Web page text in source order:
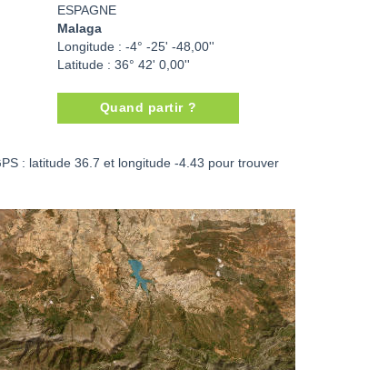
ESPAGNE
Malaga
Longitude : -4° -25' -48,00''
Latitude : 36° 42' 0,00''
Quand partir ?
: latitude 36.7 et longitude -4.43 pour trouver